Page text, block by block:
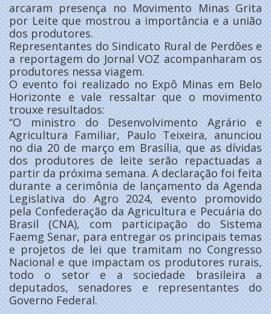
arcaram presença no Movimento Minas Grita
por Leite que mostrou a importância e a união
dos produtores.
Representantes do Sindicato Rural de Perdões e
a reportagem do Jornal VOZ acompanharam os
produtores nessa viagem.
O evento foi realizado no Expô Minas em Belo
Horizonte e vale ressaltar que o movimento
trouxe resultados:
‘‘O ministro do Desenvolvimento Agrário e
Agricultura Familiar, Paulo Teixeira, anunciou
no dia 20 de março em Brasília, que as dívidas
dos produtores de leite serão repactuadas a
partir da próxima semana. A declaração foi feita
durante a cerimônia de lançamento da Agenda
Legislativa do Agro 2024, evento promovido
pela Confederação da Agricultura e Pecuária do
Brasil (CNA), com participação do Sistema
Faemg Senar, para entregar os principais temas
e projetos de lei que tramitam no Congresso
Nacional e que impactam os produtores rurais,
todo o setor e a sociedade brasileira a
deputados, senadores e representantes do
Governo Federal.